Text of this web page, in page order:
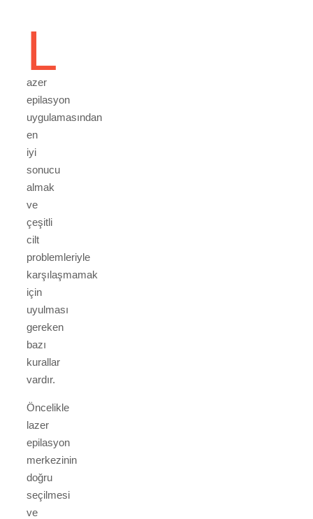
L
azer
epilasyon
uygulamasından
en
iyi
sonucu
almak
ve
çeşitli
cilt
problemleriyle
karşılaşmamak
için
uyulması
gereken
bazı
kurallar
vardır.
Öncelikle
lazer
epilasyon
merkezinin
doğru
seçilmesi
ve